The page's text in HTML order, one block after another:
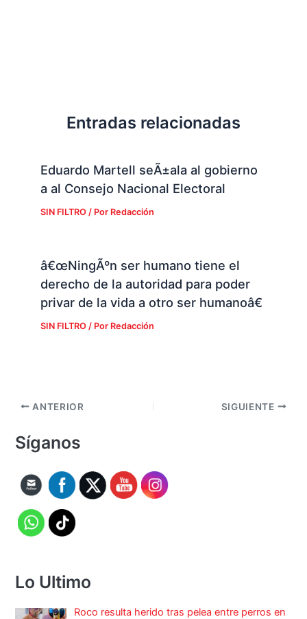
Entradas relacionadas
Eduardo Martell seÃ±ala al gobierno
a al Consejo Nacional Electoral
SIN FILTRO/ Por Redacción
â€œNingÃºn ser humano tiene el
derecho de la autoridad para poder
privar de la vida a otro ser humanoâ€
SIN FILTRO/ Por Redacción
ANTERIOR SIGUIENTE
Síganos
Lo Ultimo
Roco resulta herido tras pelea entre perros en